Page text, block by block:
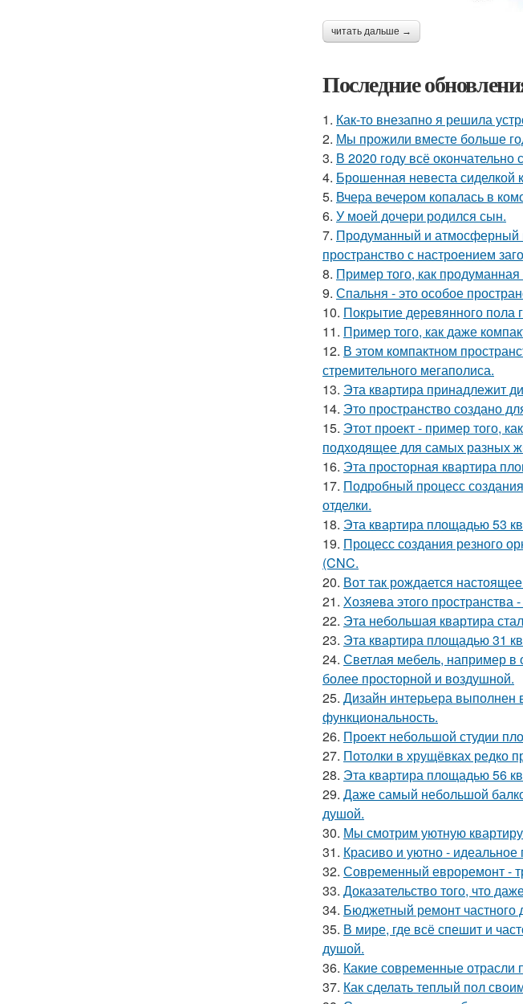
читать дальше →
Последние
1. Как-то внезапно я решила
2. Мы прожили вместе больше
3. В 2020 году всё
4. Брошенная невеста сиделкой
5. Вчера вечером копалась в
6. У моей дочери родился сын.
7. Продуманный и атмосферный
пространство с настроением
8. Пример того, как
9. Спальня - это особое
10. Покрытие деревянного
11. Пример того, как даже
12. В этом компактном
стремительного мегаполиса.
13. Эта квартира принадлежит
14. Это пространство создано
15. Этот проект - пример того,
подходящее для самых разных
16. Эта просторная квартира
17. Подробный процесс
отделки.
18. Эта квартира площадью 53
19. Процесс создания резного
(CNC.
20. Вот так рождается
21. Хозяева этого
22. Эта небольшая квартира
23. Эта квартира площадью 31
24. Светлая мебель, например в
более просторной и воздушной.
25. Дизайн интерьера выполнен
функциональность.
26. Проект небольшой студии
27. Потолки в хрущёвках редко
28. Эта квартира площадью 56
29. Даже самый небольшой
душой.
30. Мы смотрим уютную
31. Красиво и уютно -
32. Современный евроремонт -
33. Доказательство того, что
34. Бюджетный ремонт частного
35. В мире, где всё спешит и
душой.
36. Какие современные
37. Как сделать теплый пол